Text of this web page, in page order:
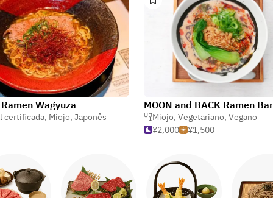
Wagyuza
certificada, Miojo, Japonês Miojo, Vegetariano, Vegano
¥2,000
¥1,500